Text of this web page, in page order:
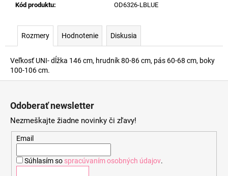
Kód produktu: OD6326-LBLUE
Rozmery Hodnotenie Diskusia
Veľkosť UNI- dĺžka 146 cm, hrudník 80-86 cm, pás 60-68 cm, boky
100-106 cm.
Odoberať newsletter
Nezmeškajte žiadne novinky či zľavy!
Email
Súhlasím so spracúvaním osobných údajov.